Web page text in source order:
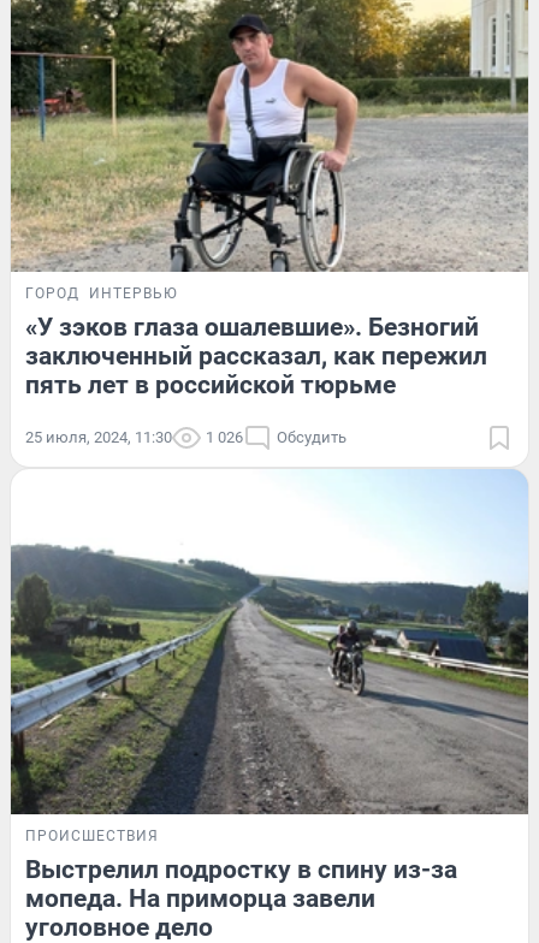
ГОРОД ИНТЕРВЬЮ
«У зэков глаза ошалевшие». Безногий
заключенный рассказал, как пережил
пять лет в российской тюрьме
25 июля, 2024, 11:30 1 026 Обсудить
ПРОИСШЕСТВИЯ
Выстрелил подростку в спину из-за
мопеда. На приморца завели
уголовное дело